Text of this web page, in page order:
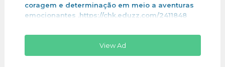
coragem e determinação em meio a aventuras
emocionantes .https://chk.eduzz.com/2411848
View Ad